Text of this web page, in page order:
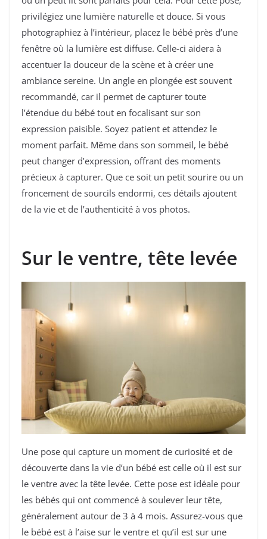
privilégiez une lumière naturelle et douce. Si vous
photographiez à l’intérieur, placez le bébé près d’une
fenêtre où la lumière est diffuse. Celle-ci aidera à
accentuer la douceur de la scène et à créer une
ambiance sereine. Un angle en plongée est souvent
recommandé, car il permet de capturer toute
l’étendue du bébé tout en focalisant sur son
expression paisible. Soyez patient et attendez le
moment parfait. Même dans son sommeil, le bébé
peut changer d’expression, offrant des moments
précieux à capturer. Que ce soit un petit sourire ou un
froncement de sourcils endormi, ces détails ajoutent
de la vie et de l’authenticité à vos photos.
Sur le ventre, tête levée
Une pose qui capture un moment de curiosité et de
découverte dans la vie d’un bébé est celle où il est sur
le ventre avec la tête levée. Cette pose est idéale pour
les bébés qui ont commencé à soulever leur tête,
généralement autour de 3 à 4 mois. Assurez-vous que
le bébé est à l’aise sur le ventre et qu’il est sur une